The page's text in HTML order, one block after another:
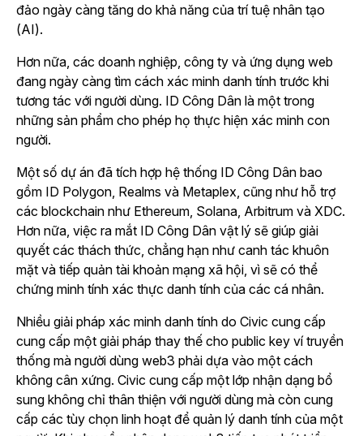
đảo ngày càng tăng do khả năng của trí tuệ nhân tạo
(AI).
Hơn nữa, các doanh nghiệp, công ty và ứng dụng web
đang ngày càng tìm cách xác minh danh tính trước khi
tương tác với người dùng. ID Công Dân là một trong
những sản phẩm cho phép họ thực hiện xác minh con
người.
Một số dự án đã tích hợp hệ thống ID Công Dân bao
gồm ID Polygon, Realms và Metaplex, cũng như hỗ trợ
các blockchain như Ethereum, Solana, Arbitrum và XDC.
Hơn nữa, việc ra mắt ID Công Dân vật lý sẽ giúp giải
quyết các thách thức, chẳng hạn như canh tác khuôn
mặt và tiếp quản tài khoản mạng xã hội, vì sẽ có thể
chứng minh tính xác thực danh tính của các cá nhân.
Nhiều giải pháp xác minh danh tính do Civic cung cấp
cung cấp một giải pháp thay thế cho public key ví truyền
thống mà người dùng web3 phải dựa vào một cách
không cân xứng. Civic cung cấp một lớp nhận dạng bổ
sung không chỉ thân thiện với người dùng mà còn cung
cấp các tùy chọn linh hoạt để quản lý danh tính của một